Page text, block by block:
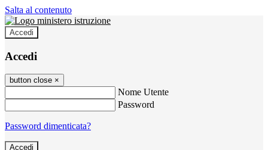
Salta al contenuto
Accedi
Accedi
button close ×
Nome Utente
Password
Password dimenticata?